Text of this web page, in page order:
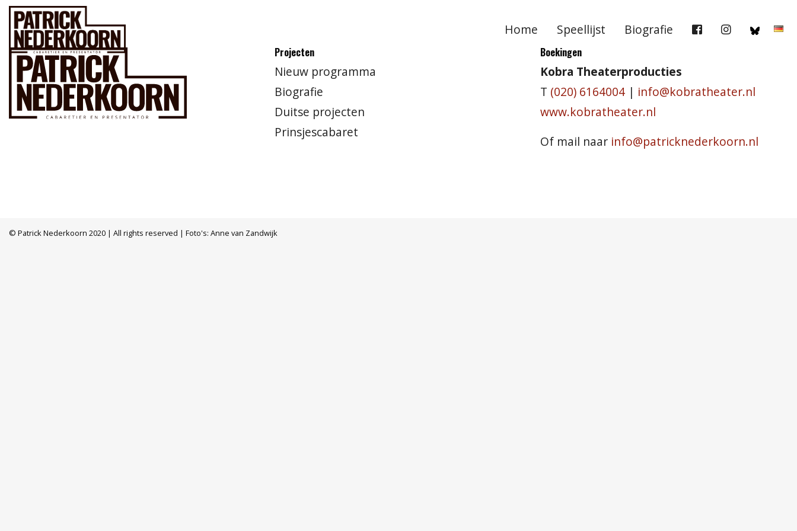
Home Speellijst Biografie
Projecten
Nieuw programma
Biografie
Duitse projecten
Prinsjescabaret
Boekingen
Kobra Theaterproducties
T (020) 6164004| info@kobratheater.nl
www.kobratheater.nl
Of mail naar info@patricknederkoorn.nl
© Patrick Nederkoorn 2020 | All rights reserved | Foto's: Anne van Zandwijk